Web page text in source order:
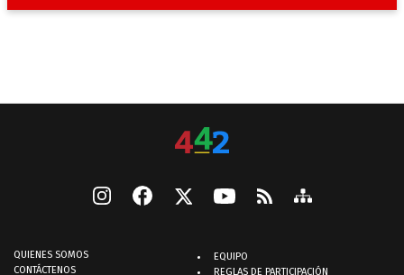
QUIENES SOMOS
CONTÁCTENOS
EQUIPO
REGLAS DE PARTICIPACIÓN